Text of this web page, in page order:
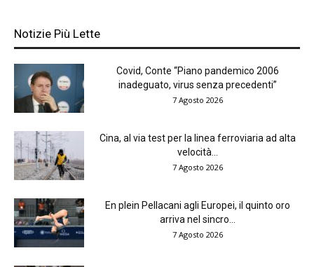
Notizie Più Lette
Covid, Conte “Piano pandemico 2006
inadeguato, virus senza precedenti”
7 Agosto 2026
Cina, al via test per la linea ferroviaria ad alta
velocità...
7 Agosto 2026
En plein Pellacani agli Europei, il quinto oro
arriva nel sincro...
7 Agosto 2026